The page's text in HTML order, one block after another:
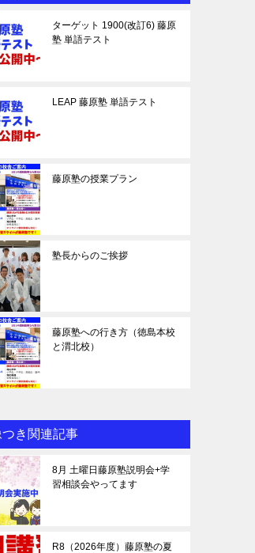
ターゲット 1900(改訂6) 藤原
塾 単語テスト
LEAP 藤原塾 単語テスト
藤原塾の授業プラン
塾長からのご挨拶
藤原塾への行き方（徳島本校
と渭北校）
き関連記事
8月 土曜日藤原塾説明会+学
習相談会やってます
R8（2026年度）藤原塾の夏